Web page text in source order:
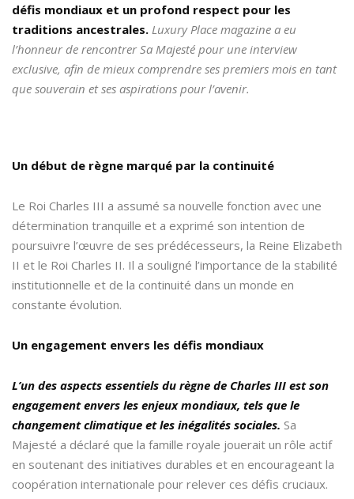
défis mondiaux et un profond respect pour les
traditions ancestrales. Luxury Place magazine a eu
l’honneur de rencontrer Sa Majesté pour une interview
exclusive, afin de mieux comprendre ses premiers mois en tant
que souverain et ses aspirations pour l’avenir.
Un début de règne marqué par la continuité
Le Roi Charles III a assumé sa nouvelle fonction avec une
détermination tranquille et a exprimé son intention de
poursuivre l’œuvre de ses prédécesseurs, la Reine Elizabeth
II et le Roi Charles II. Il a souligné l’importance de la stabilité
institutionnelle et de la continuité dans un monde en
constante évolution.
Un engagement envers les défis mondiaux
L’un des aspects essentiels du règne de Charles III est son
engagement envers les enjeux mondiaux, tels que le
changement climatique et les inégalités sociales. Sa
Majesté a déclaré que la famille royale jouerait un rôle actif
en soutenant des initiatives durables et en encourageant la
coopération internationale pour relever ces défis cruciaux.